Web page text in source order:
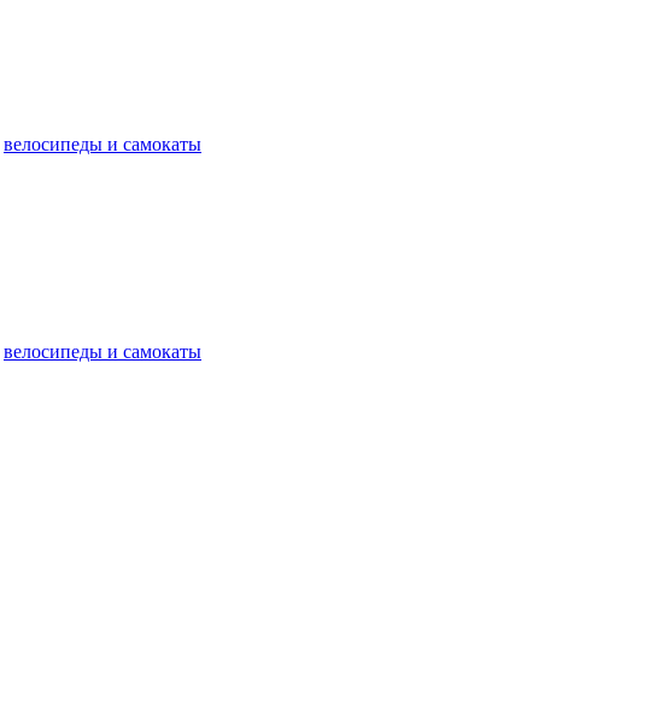
велосипеды и самокаты
велосипеды и самокаты